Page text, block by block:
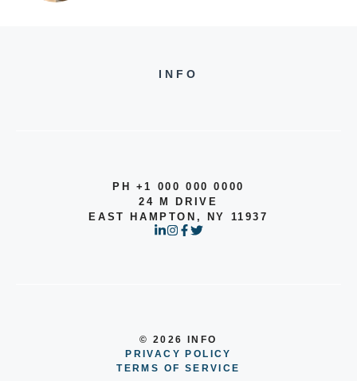
INFO
PH +1 000 000 0000
24 M DRIVE
EAST HAMPTON, NY 11937
© 2026 INFO
PRIVACY POLICY
TERMS OF SERVICE